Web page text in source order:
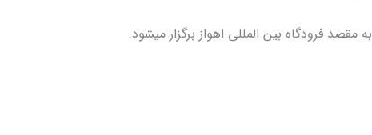
به مقصد فرودگاه بین المللی اهواز برگزار میشود.